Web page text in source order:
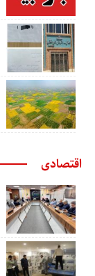
اقتصادی